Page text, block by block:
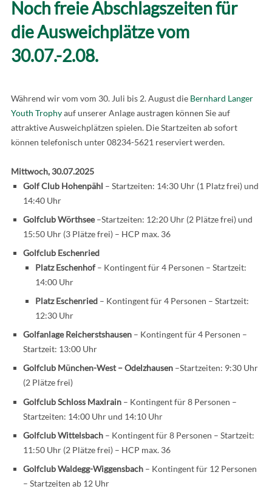
Noch freie Abschlagszeiten für
die Ausweichplätze vom
30.07.-2.08.
Während wir vom vom 30. Juli bis 2. August die Bernhard Langer
Youth Trophyauf unserer Anlage austragen können Sie auf
attraktive Ausweichplätzen spielen. Die Startzeiten ab sofort
können telefonisch unter 08234-5621 reserviert werden.
Mittwoch, 30.07.2025
Golf Club Hohenpähl – Startzeiten: 14:30 Uhr (1 Platz frei) und
14:40 Uhr
Golfclub Wörthsee–Startzeiten: 12:20 Uhr (2 Plätze frei) und
15:50 Uhr (3 Plätze frei) – HCP max. 36
Golfclub Eschenried
Platz Eschenhof– Kontingent für 4 Personen – Startzeit:
14:00 Uhr
Platz Eschenried– Kontingent für 4 Personen – Startzeit:
12:30 Uhr
Golfanlage Reicherstshausen– Kontingent für 4 Personen –
Startzeit: 13:00 Uhr
Golfclub München-West – Odelzhausen–Startzeiten: 9:30 Uhr
(2 Plätze frei)
Golfclub Schloss Maxlrain– Kontingent für 8 Personen –
Startzeiten: 14:00 Uhr und 14:10 Uhr
Golfclub Wittelsbach– Kontingent für 8 Personen – Startzeit:
11:50 Uhr (2 Plätze frei) – HCP max. 36
Golfclub Waldegg-Wiggensbach– Kontingent für 12 Personen
– Startzeiten ab 12 Uhr